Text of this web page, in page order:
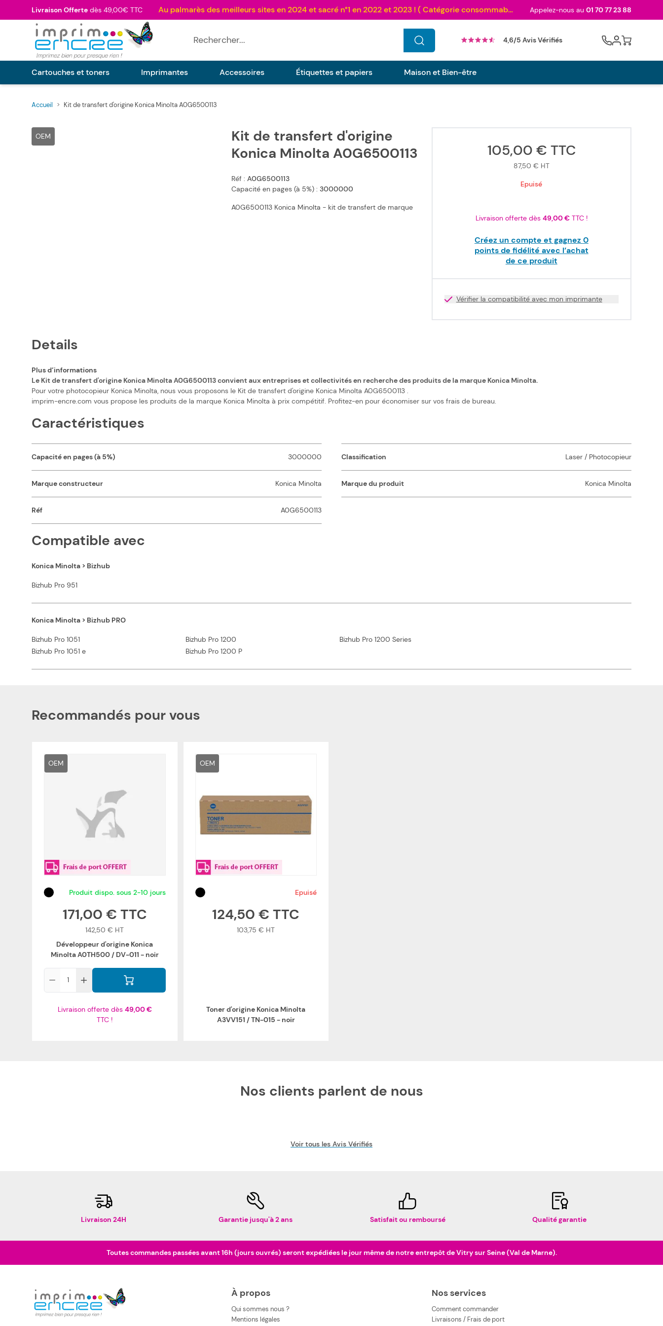
Livraison Offerte dès 49,00€ TTC Au palmarès des meilleurs sites en 2024 et sacré n°1 en 2022 et 2023 ! ( Catégorie consommables) Appelez-nous au 01 70 77 23 88
4,6/5 Avis Vérifiés Cart
Cartouches et toners Imprimantes Accessoires Étiquettes et papiers Maison et Bien-être
Accueil > Kit de transfert d'origine Konica Minolta A0G6500113
OEM Click to view image in fullscreenKit de transfert d'origine
Konica Minolta A0G6500113
Réf : A0G6500113
Capacité en pages (à 5%) : 3000000
A0G6500113 Konica Minolta - kit de transfert de marque
105,00 € TTC
87,50 € HT
Epuisé
Livraison offerte dès 49,00 €TTC !
Créez un compte et gagnez 0
points de fidélité avec l’achat
de ce produit
Vérifier la compatibilité avec mon imprimante
Details
Plus d’informations
Le Kit de transfert d'origine Konica Minolta A0G6500113 convient aux entreprises et collectivités en recherche des produits de la marque Konica Minolta.
Pour votre photocopieur Konica Minolta, nous vous proposons le Kit de transfert d'origine Konica Minolta A0G6500113 .
imprim-encre.com vous propose les produits de la marque Konica Minolta à prix compétitif. Profitez-en pour économiser sur vos frais de bureau.
Caractéristiques
Capacité en pages (à 5%) 3000000 Classification Laser / Photocopieur
Marque constructeur Konica Minolta Marque du produit Konica Minolta
Réf A0G6500113
Compatible avec
Konica Minolta > Bizhub
Bizhub Pro 951
Konica Minolta > Bizhub PRO
Bizhub Pro 1051
Bizhub Pro 1051 e
Bizhub Pro 1200
Bizhub Pro 1200 P
Bizhub Pro 1200 Series
Recommandés pour vous
OEM
Produit dispo. sous 2-10 jours
171,00 €
142,50 €
Développeur d'origine Konica
Minolta A0TH500 / DV-011 - noir
Livraison offerte dès 49,00 €
TTC !
OEM
Epuisé
124,50 €
103,75 €
Toner d'origine Konica Minolta
A3VV151 / TN-015 - noir
Nos clients parlent de nous
Voir tous les Avis Vérifiés
Livraison 24H Garantie jusqu'à 2 ans Satisfait ou remboursé Qualité garantie
Toutes commandes passées avant 16h (jours ouvrés) seront expédiées le jour même de notre entrepôt de Vitry sur Seine (Val de Marne).
À propos
Qui sommes nous ?
Mentions légales
Nos services
Comment commander
Livraisons / Frais de port